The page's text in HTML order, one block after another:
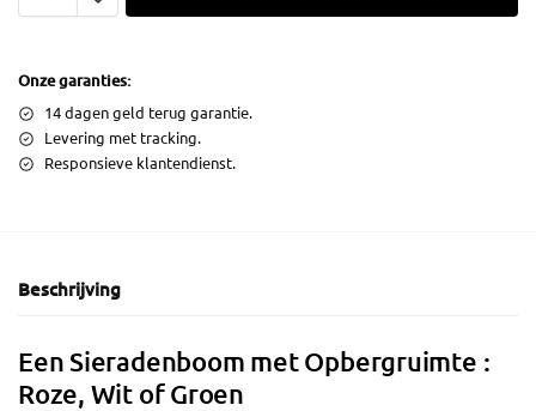
Onze garanties:
14 dagen geld terug garantie.
Levering met tracking.
Responsieve klantendienst.
Beschrijving
Een Sieradenboom met Opbergruimte :
Roze, Wit of Groen